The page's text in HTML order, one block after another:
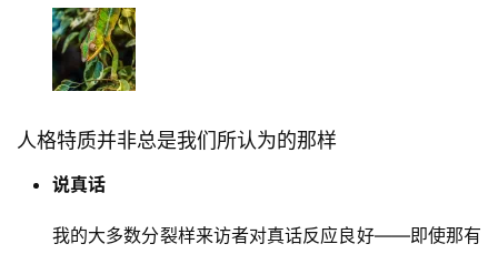
人格特质并非总是我们所认为的那样
说真话
我的大多数分裂样来访者对真话反应良好——即使那有